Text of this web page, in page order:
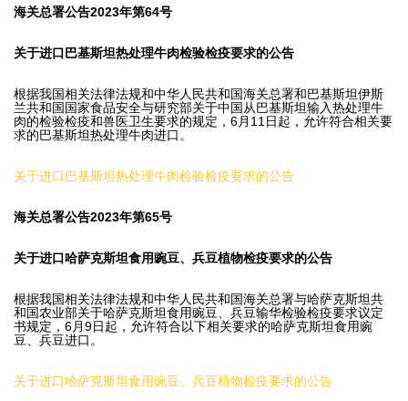
海关总署公告2023年第64号
关于进口巴基斯坦热处理牛肉检验检疫要求的公告
根据我国相关法律法规和中华人民共和国海关总署和巴基斯坦伊斯
兰共和国国家食品安全与研究部关于中国从巴基斯坦输入热处理牛
肉的检验检疫和兽医卫生要求的规定，6月11日起，允许符合相关要
求的巴基斯坦热处理牛肉进口。
关于进口巴基斯坦热处理牛肉检验检疫要求的公告
海关总署公告2023年第65号
关于进口哈萨克斯坦食用豌豆、兵豆植物检疫要求的公告
根据我国相关法律法规和中华人民共和国海关总署与哈萨克斯坦共
和国农业部关于哈萨克斯坦食用豌豆、兵豆输华检验检疫要求议定
书规定，6月9日起，允许符合以下相关要求的哈萨克斯坦食用豌
豆、兵豆进口。
关于进口哈萨克斯坦食用豌豆、兵豆植物检疫要求的公告